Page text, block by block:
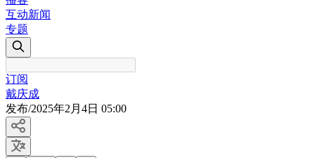
互动新闻
专题
订阅
戴庆成
发布/2025年2月4日 05:00